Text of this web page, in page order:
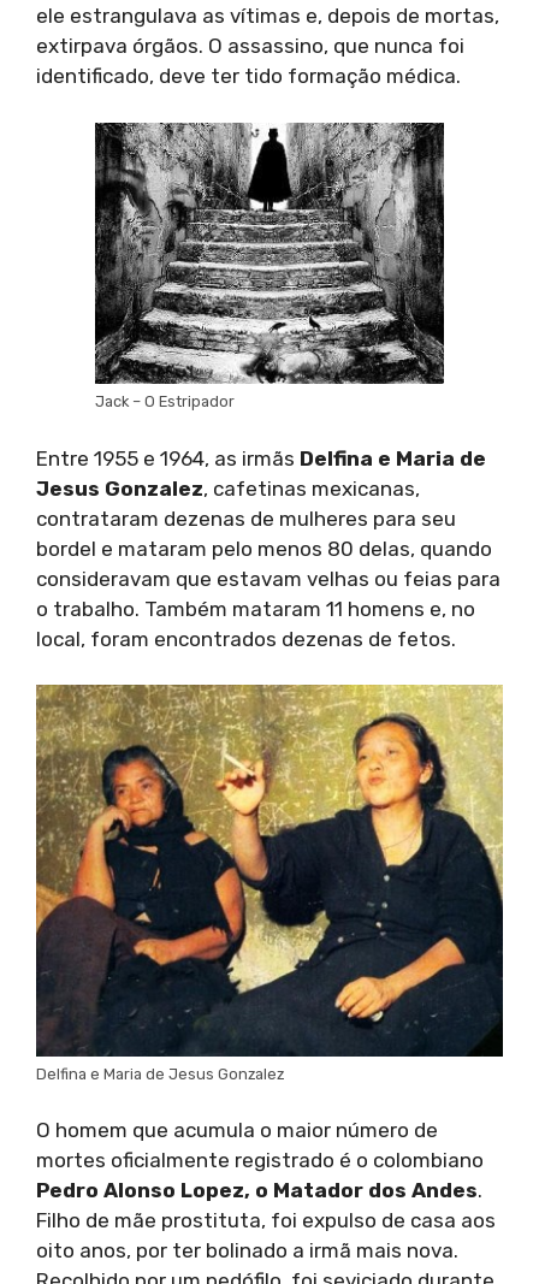
ele estrangulava as vítimas e, depois de mortas,
extirpava órgãos. O assassino, que nunca foi
identificado, deve ter tido formação médica.
Jack – O Estripador
Entre 1955 e 1964, as irmãs Delfina e Maria de
Jesus Gonzalez, cafetinas mexicanas,
contrataram dezenas de mulheres para seu
bordel e mataram pelo menos 80 delas, quando
consideravam que estavam velhas ou feias para
o trabalho. Também mataram 11 homens e, no
local, foram encontrados dezenas de fetos.
Delfina e Maria de Jesus Gonzalez
O homem que acumula o maior número de
mortes oficialmente registrado é o colombiano
Pedro Alonso Lopez, o Matador dos Andes.
Filho de mãe prostituta, foi expulso de casa aos
oito anos, por ter bolinado a irmã mais nova.